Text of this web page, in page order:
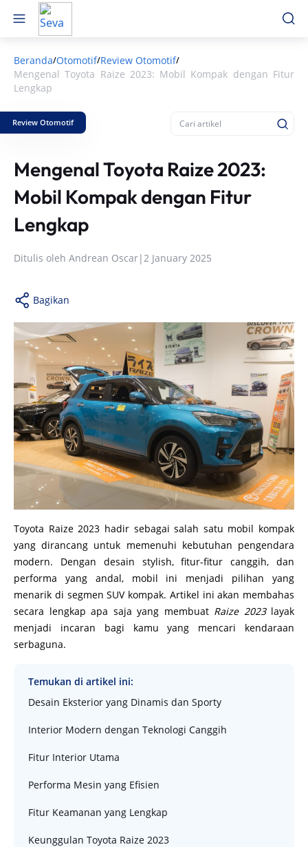
Beranda/Otomotif/Review Otomotif/
Mengenal Toyota Raize 2023: Mobil Kompak dengan Fitur
Lengkap
Review Otomotif
Mengenal Toyota Raize 2023:
Mobil Kompak dengan Fitur
Lengkap
Ditulis oleh Andrean Oscar|2 January 2025
Bagikan
Toyota Raize 2023 hadir sebagai salah satu mobil kompak
yang dirancang untuk memenuhi kebutuhan pengendara
modern. Dengan desain stylish, fitur-fitur canggih, dan
performa yang andal, mobil ini menjadi pilihan yang
menarik di segmen SUV kompak. Artikel ini akan membahas
secara lengkap apa saja yang membuat Raize 2023layak
menjadi incaran bagi kamu yang mencari kendaraan
serbaguna.
Temukan di artikel ini:
Desain Eksterior yang Dinamis dan Sporty
Interior Modern dengan Teknologi Canggih
Fitur Interior Utama
Performa Mesin yang Efisien
Fitur Keamanan yang Lengkap
Keunggulan Toyota Raize 2023